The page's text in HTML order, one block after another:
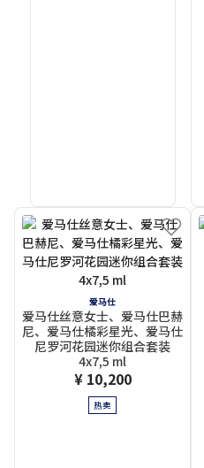
爱马仕
爱马仕丝意女士、爱马仕巴赫
尼、爱马仕橘彩星光、爱马仕
尼罗河花园迷你组合套装
4x7,5 ml
¥ 10,200
热卖